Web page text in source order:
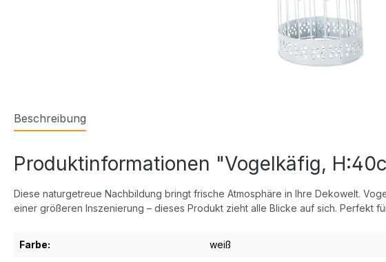
Beschreibung
Produktinformationen "Vogelkäfig,
Diese naturgetreue Nachbildung bringt frische Atmosphäre in Ihre Dekowelt.
einer größeren Inszenierung – dieses Produkt zieht alle Blicke auf sich. Perfekt
Farbe: weiß